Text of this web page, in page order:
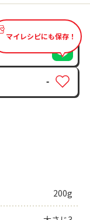
マイレシピにも保存！
-
200g